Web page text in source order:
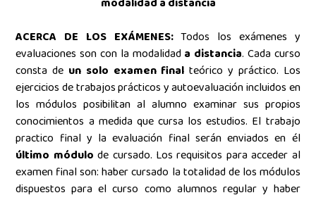
ACERCA DE LOS EXÁMENES:Todos los exámenes y
evaluaciones son con la modalidad a distancia. Cada curso
consta de un solo examen finalteórico y práctico. Los
ejercicios de trabajos prácticos y autoevaluaciónincluidos en
los módulos posibilitan al alumno examinar sus propios
conocimientos a medida que cursa los estudios. El trabajo
practico final y la evaluación final serán enviados en él
último módulo de cursado. Los requisitos para acceder al
examen final son: haber cursado la totalidad de los módulos
dispuestos para el curso como alumnos regular y haber